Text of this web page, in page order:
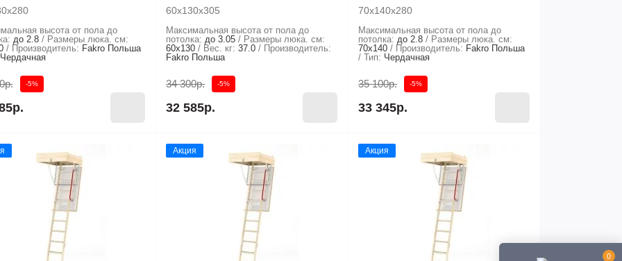
0
высота от пола до
до 2.8
Размеры люка. см:
Производитель: Fakro Польша
Чердачная
-5%
60х130х305
Максимальная высота от пола до
потолка: до 3.05
Размеры люка. см:
60x130
Вес. кг: 37.0
Производитель:
Fakro Польша
34 300р. -5%
32 585р.
70х140х280
Максимальная высота от пола до
потолка: до 2.8
Размеры люка. см:
70x140
Производитель: Fakro Польша
Тип: Чердачная
35 100р. -5%
33 345р.
Акция Акция